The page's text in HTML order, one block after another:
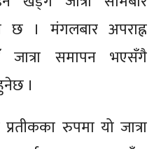
। मंगलबार अपराह्न
जात्रा समापन भएसँगै
।
रुपमा यो जात्रा